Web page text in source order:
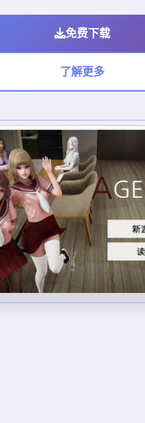
免费下载
了解更多